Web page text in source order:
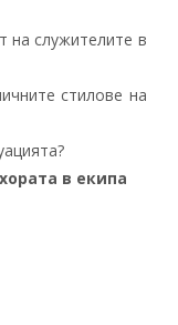
на служителите в
стилове на
в екипа